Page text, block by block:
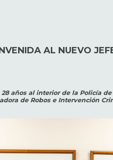
AL NUEVO
años al interior de la Policía
de Robos e Intervención